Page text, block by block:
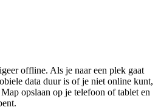
offline. Als je naar een plek gaat
data duur is of je niet online kunt,
opslaan op je telefoon of tablet en